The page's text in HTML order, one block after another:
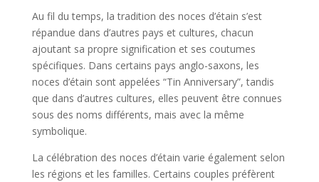
Au fil du temps, la tradition des noces d’étain s’est
répandue dans d’autres pays et cultures, chacun
ajoutant sa propre signification et ses coutumes
spécifiques. Dans certains pays anglo-saxons, les
noces d’étain sont appelées “Tin Anniversary”, tandis
que dans d’autres cultures, elles peuvent être connues
sous des noms différents, mais avec la même
symbolique.
La célébration des noces d’étain varie également selon
les régions et les familles. Certains couples préfèrent